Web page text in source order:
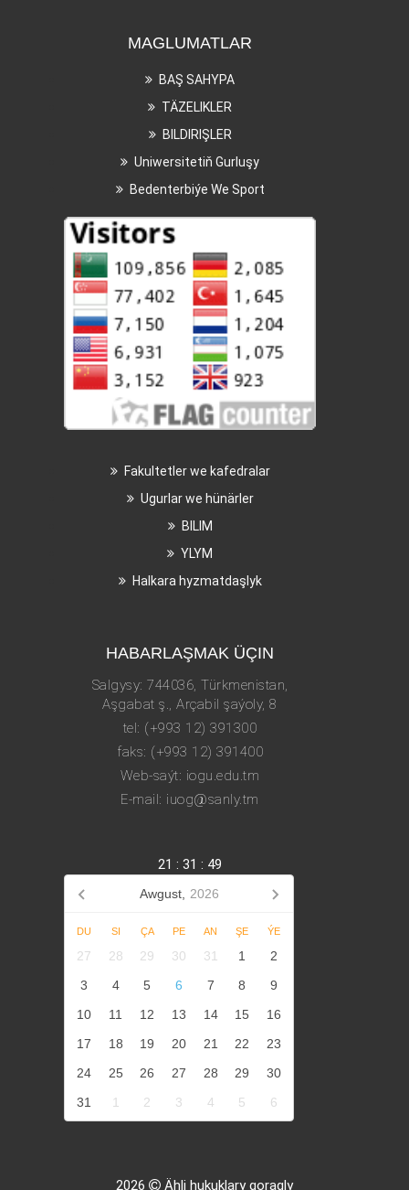
MAGLUMATLAR
BAŞ SAHYPA
TÄZELIKLER
BILDIRIŞLER
Uniwersitetiň Gurluşy
Bedenterbiýe We Sport
Fakultetler we kafedralar
Ugurlar we hünärler
BILIM
YLYM
Halkara hyzmatdaşlyk
HABARLAŞMAK ÜÇIN
Salgysy: 744036, Türkmenistan,
Aşgabat ş., Arçabil şaýoly, 8
tel: (+993 12) 391300
faks: (+993 12) 391400
Web-saýt: iogu.edu.tm
E-mail: iuog@sanly.tm
21 : 31 : 49
Awgust, 2026
DU SI ÇA PE AN ŞE ÝE
27 28 29 30 31 1
2
3
4 5 6 7 8
9
10
11 12 13 14 15
16
17
18 19 20 21 22
23
24
25 26 27 28 29
30
31
1 2 3 4 5 6
2026 Ähli hukuklary goragly